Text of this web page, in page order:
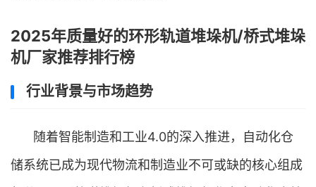
2025年质量好的环形轨道堆垛机/桥式堆垛
机厂家推荐排行榜
行业背景与市场趋势
随着智能制造和工业4.0的深入推进，自动化仓
储系统已成为现代物流和制造业不可或缺的核心组成